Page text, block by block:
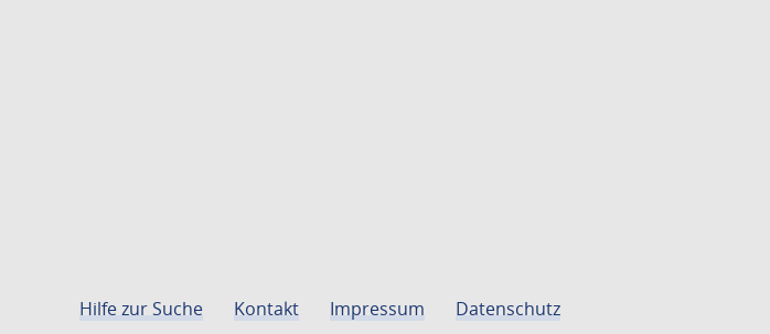
Hilfe zur Suche Kontakt Impressum Datenschutz